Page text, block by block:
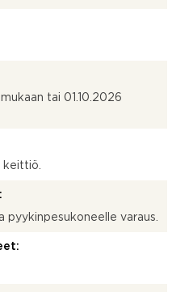
tai 01.10.2026
keittiö.
pyykinpesukoneelle varaus.